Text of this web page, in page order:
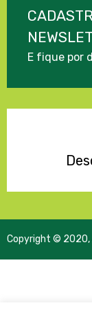
E fique por
Copyright © 2020,